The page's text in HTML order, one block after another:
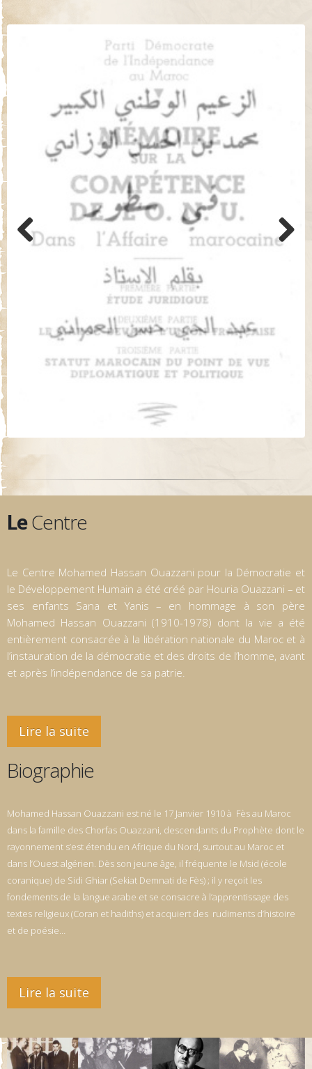
Previo
Next
LeCentre
le Développement Humain a été créé par Houria Ouazzani – et
ses enfants Sana et Yanis – en hommage à son père
Mohamed Hassan Ouazzani (1910-1978) dont la vie a été
entièrement consacrée à la libération nationale du Maroc et à
et après l’indépendance de sa patrie.
Lire la suite
Biographie
dans la famille des Chorfas Ouazzani, descendants du Prophète dont le
rayonnement s’est étendu en Afrique du Nord, surtout au Maroc et
dans l’Ouest algérien. Dès son jeune âge, il fréquente le Msid (école
coranique) de Sidi Ghiar (Sekiat Demnati de Fès) ; il y reçoit les
fondements de la langue arabe et se consacre à l’apprentissage des
textes religieux (Coran et hadiths) et acquiert des rudiments d’histoire
et de poésie…
Lire la suite